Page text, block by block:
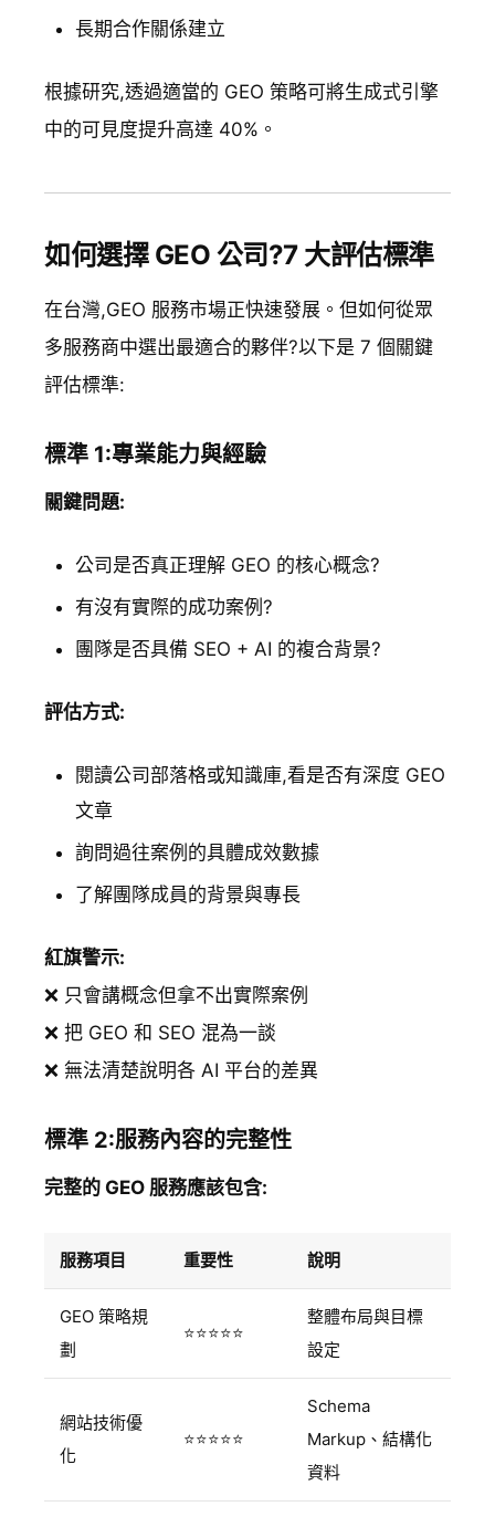
長期合作關係建立
根據研究,透過適當的 GEO 策略可將生成式引擎
中的可見度提升高達 40%。
如何選擇 GEO 公司?7 大評估標準
在台灣,GEO 服務市場正快速發展。但如何從眾
多服務商中選出最適合的夥伴?以下是 7 個關鍵
評估標準:
標準 1:專業能力與經驗
關鍵問題:
公司是否真正理解 GEO 的核心概念?
有沒有實際的成功案例?
團隊是否具備 SEO + AI 的複合背景?
評估方式:
閱讀公司部落格或知識庫,看是否有深度 GEO
文章
詢問過往案例的具體成效數據
了解團隊成員的背景與專長
紅旗警示:
❌ 只會講概念但拿不出實際案例
❌ 把 GEO 和 SEO 混為一談
❌ 無法清楚說明各 AI 平台的差異
標準 2:服務內容的完整性
完整的 GEO 服務應該包含:
服務項目 重要性 說明
GEO 策略規
劃
⭐⭐⭐⭐⭐
整體布局與目標
設定
網站技術優
化
⭐⭐⭐⭐⭐
Schema
Markup、結構化
資料